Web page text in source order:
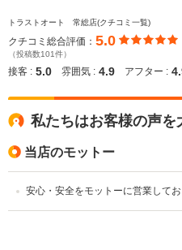
トラストオート 常総店(クチコミ一覧)
クチコミ総合評価： 5.0
（投稿数101件）
接客 : 5.0 雰囲気 : 4.9 アフター :
私たちはお客様の声
当店のモットー
安心・安全をモットーに営業してお